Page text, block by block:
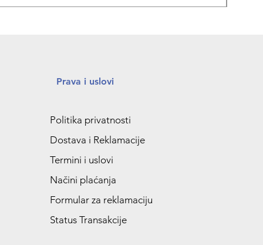
Prava i uslovi
Politika privatnosti
Dostava i Reklamacije
Termini i uslovi
Načini plaćanja
Formular za reklamaciju
Status Transakcije